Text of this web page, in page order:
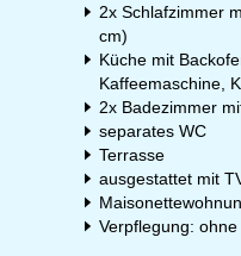
2x Schlafzimmer
cm)
Küche mit
Kaffeemaschine,
2x Badezimmer
separates WC
Terrasse
ausgestattet mit
Verpflegung: